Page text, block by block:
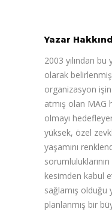
Yazar
2003 yılından
olarak
organizasyon
atmış olan MAG
olmayı
yüksek, özel
yaşamını
kesimden kabul
sağlamış olduğu
planlanmış bir